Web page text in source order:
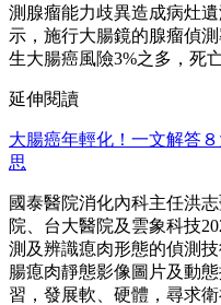
測腺瘤能力歧異造成病灶
示，施行大腸鏡的腺瘤偵
生大腸癌風險3%之多，死
延伸閱讀
大腸癌年輕化！一文解答
思
國泰醫院消化內科主任洪
院、台大醫院及雲象科技
測及辨識瘜肉形態的偵測
腸瘜肉靜態影像圖片及動
習，發展軟、硬體，尋求衛